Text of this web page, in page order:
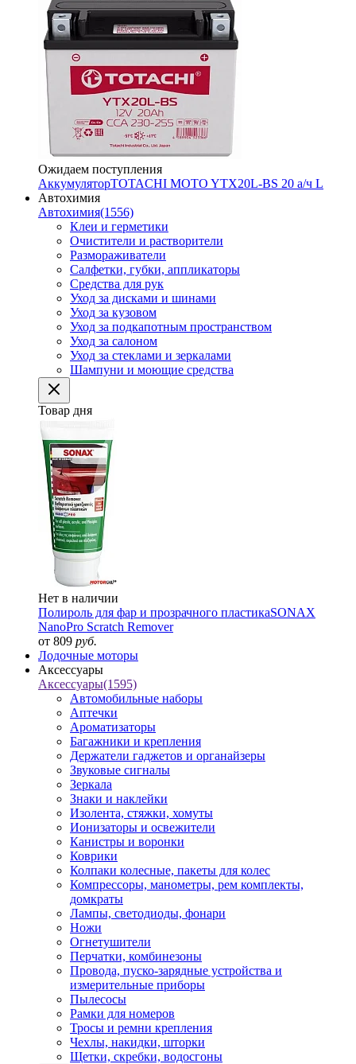
Ожидаем поступления
АккумуляторTOTACHI MOTO YTX20L-BS 20 а/ч L
Автохимия
Автохимия(1556)
Клеи и герметики
Очистители и растворители
Размораживатели
Салфетки, губки, аппликаторы
Средства для рук
Уход за дисками и шинами
Уход за кузовом
Уход за подкапотным пространством
Уход за салоном
Уход за стеклами и зеркалами
Шампуни и моющие средства
Товар дня
Нет в наличии
Полироль для фар и прозрачного пластикаSONAX
NanoPro Scratch Remover
от 809 руб.
Лодочные моторы
Аксессуары
Аксессуары(1595)
Автомобильные наборы
Аптечки
Ароматизаторы
Багажники и крепления
Держатели гаджетов и органайзеры
Звуковые сигналы
Зеркала
Знаки и наклейки
Изолента, стяжки, хомуты
Ионизаторы и освежители
Канистры и воронки
Коврики
Колпаки колесные, пакеты для колес
Компрессоры, манометры, рем комплекты,
домкраты
Лампы, светодиоды, фонари
Ножи
Огнетушители
Перчатки, комбинезоны
Провода, пуско-зарядные устройства и
измерительные приборы
Пылесосы
Рамки для номеров
Тросы и ремни крепления
Чехлы, накидки, шторки
Щетки, скребки, водосгоны